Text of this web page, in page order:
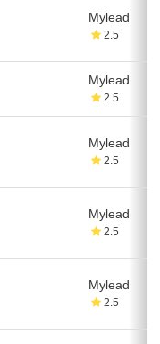
Mylead
2.5
Mylead
2.5
Mylead
2.5
Mylead
2.5
Mylead
2.5